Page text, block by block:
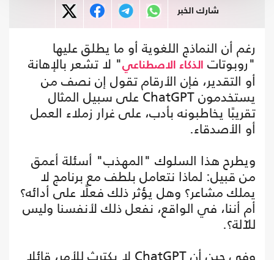
شارك الخبر
رغم أن النماذج اللغوية أو ما يطلق عليها
"روبوتات الذكاء الاصطناعي" لا تشعر بالإهانة
أو التقدير، فإن الأرقام تقول إن نصف من
يستخدمون ChatGPT على سبيل المثال
تقريبًا يخاطبونه بأدب، على غرار زملاء العمل
أو الأصدقاء.
ويطرح هذا السلوك "المهذب" أسئلة أعمق
من قبيل: لماذا نتعامل بلطف مع برنامج لا
يملك مشاعر؟ وهل يؤثر ذلك فعلًا على أدائه؟
أم أننا، في الواقع، نفعل ذلك لأنفسنا وليس
للآلة؟.
وفي حين أن ChatGPT لا يكترث للأمر، قائلا